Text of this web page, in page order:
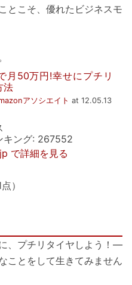
とこそ、優れたビジネスモ
月50万円!幸せにプチリ
法
アソシエイト at 12.05.13
キング: 267552
で詳細を見る
）
、プチリタイヤしよう！―
ことをして生きてみません